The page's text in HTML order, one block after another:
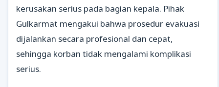
kerusakan serius pada bagian kepala. Pihak
Gulkarmat mengakui bahwa prosedur evakuasi
dijalankan secara profesional dan cepat,
sehingga korban tidak mengalami komplikasi
serius.